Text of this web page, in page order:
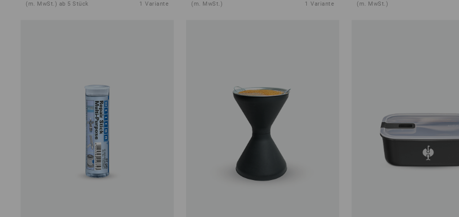
(m. MwSt.) ab 5 Stück 1 Variante (m. MwSt.) 1 Variante (m. MwSt.)